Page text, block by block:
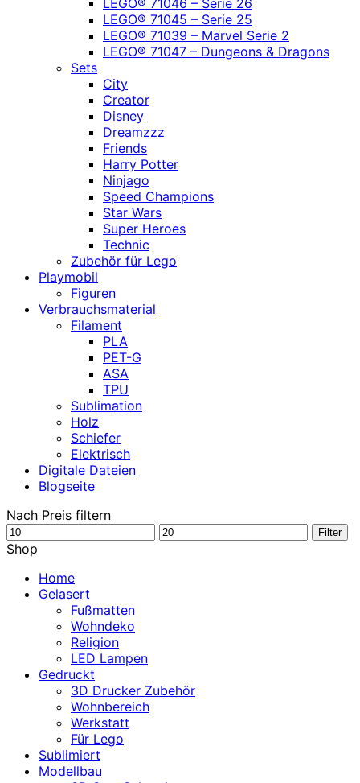
LEGO® 71046 – Serie 26
LEGO® 71045 – Serie 25
LEGO® 71039 – Marvel Serie 2
LEGO® 71047 – Dungeons & Dragons
Sets
City
Creator
Disney
Dreamzzz
Friends
Harry Potter
Ninjago
Speed Champions
Star Wars
Super Heroes
Technic
Zubehör für Lego
Playmobil
Figuren
Verbrauchsmaterial
Filament
PLA
PET-G
ASA
TPU
Sublimation
Holz
Schiefer
Elektrisch
Digitale Dateien
Blogseite
Nach Preis filtern
Min.
Preis
Max.
Filter
Shop
Home
Gelasert
Fußmatten
Wohndeko
Religion
LED Lampen
Gedruckt
3D Drucker Zubehör
Wohnbereich
Werkstatt
Für Lego
Sublimiert
Modellbau